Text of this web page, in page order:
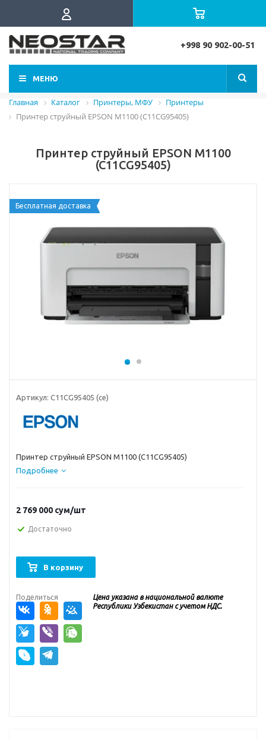
+998 90 902-00-51
МЕНЮ
Главная Каталог Принтеры, МФУ
Принтеры
Принтер струйный EPSON M1100 (C11CG95405)
Принтер струйный EPSON M1100
(C11CG95405)
Бесплатная доставка
Артикул: C11CG95405 (ce)
Принтер струйный EPSON M1100 (C11CG95405)
Подробнее
2 769 000 сум/шт
Достаточно
В корзину
Поделиться
Цена указана в национальной валюте
Республики Узбекистан с учетом НДС.